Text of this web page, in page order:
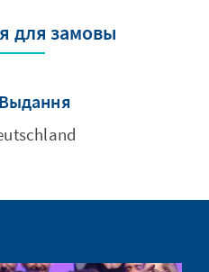
для замовы
Выдання